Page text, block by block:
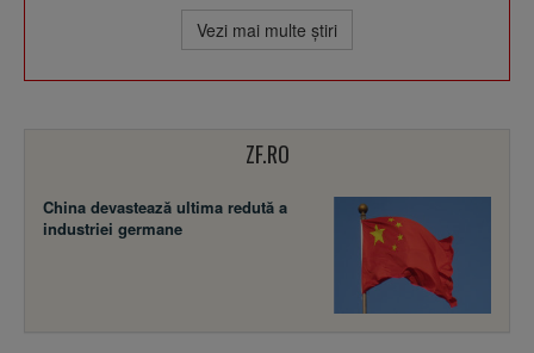
Vezi mai multe ştiri
ZF.RO
China devastează ultima redută a
industriei germane